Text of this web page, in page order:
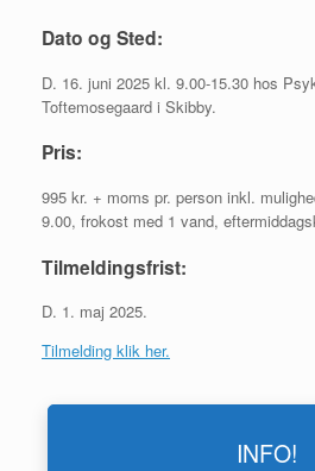
Dato og Sted:
D. 16. juni 2025 kl. 9.00-15.30 hos
Toftemosegaard i Skibby.
Pris:
995 kr. + moms pr. person inkl.
9.00, frokost med 1 vand,
Tilmeldingsfrist:
D. 1. maj 2025.
Tilmelding klik her.
INFO!